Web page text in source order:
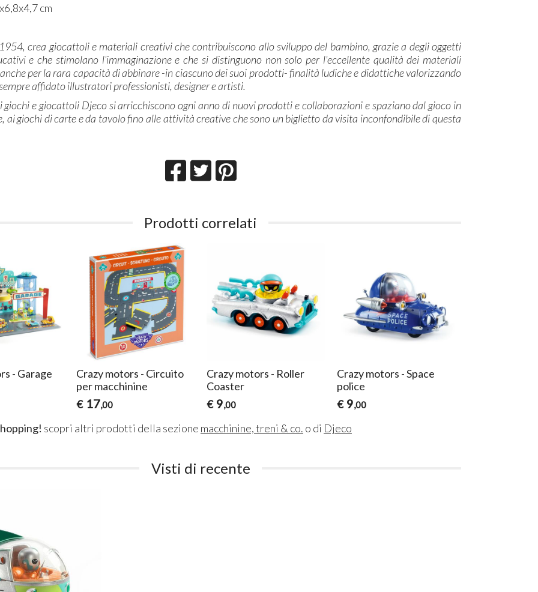
cm
crea giocattoli e materiali creativi che contribuiscono allo sviluppo del bambino, grazie a degli oggetti
e che stimolano l’immaginazione e che si distinguono non solo per l'eccellente qualità dei materiali
per la rara capacità di abbinare -in ciascuno dei suoi prodotti- finalità ludiche e didattiche valorizzando
affidato illustratori professionisti, designer e artisti.
giochi e giocattoli Djeco si arricchiscono ogni anno di nuovi prodotti e collaborazioni e spaziano dal gioco in
ai giochi di carte e da tavolo fino alle attività creative che sono un biglietto da visita inconfondibile di questa
Prodotti correlati
- Garage
Crazy motors - Circuito
per macchinine
€ 17,00
Crazy motors - Roller
Coaster
€ 9,00
Crazy motors - Space
police
€ 9,00
scopri altri prodotti della sezione macchinine, treni & co. o di Djeco
Visti di recente